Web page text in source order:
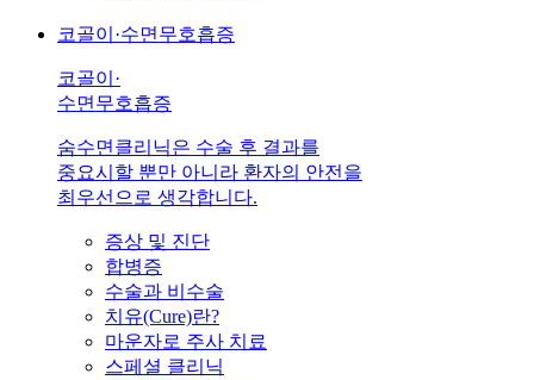
코골이·수면무호흡증
코골이·
수면무호흡증
숨수면클리닉은 수술 후 결과를
중요시할 뿐만 아니라 환자의 안전을
최우선으로 생각합니다.
증상 및 진단
합병증
수술과 비수술
치유(Cure)란?
마운자로 주사 치료
스페셜 클리닉